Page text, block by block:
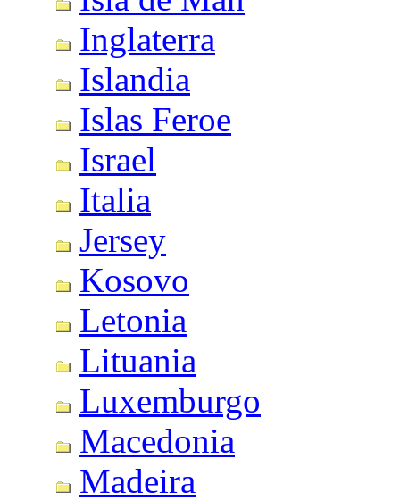
Inglaterra
Islandia
Islas Feroe
Israel
Italia
Jersey
Kosovo
Letonia
Lituania
Luxemburgo
Macedonia
Madeira